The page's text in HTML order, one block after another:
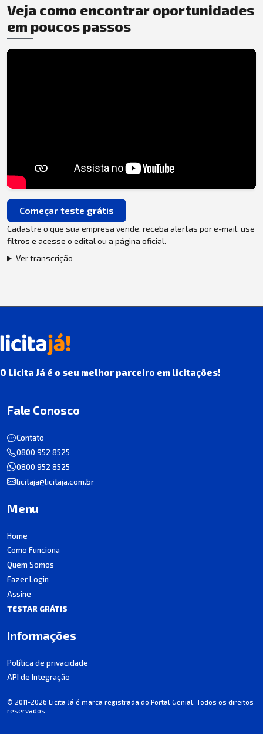
Veja como encontrar oportunidades
em poucos passos
Começar teste grátis
Cadastre o que sua empresa vende, receba alertas por e-mail, use
filtros e acesse o edital ou a página oficial.
Ver transcrição
O Licita Já é o seu melhor parceiro em licitações!
Fale Conosco
Contato
0800 952 8525
0800 952 8525
licitaja@licitaja.com.br
Menu
Home
Como Funciona
Quem Somos
Fazer Login
Assine
TESTAR GRÁTIS
Informações
Política de privacidade
API de Integração
© 2011-2026 Licita Já é marca registrada do Portal Genial. Todos os direitos
reservados.